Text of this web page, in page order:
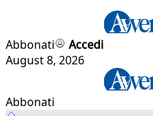
Abbonati
Accedi
August 8, 2026
Abbonati